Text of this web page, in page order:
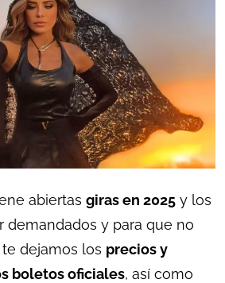
abiertas giras en 2025 y los
demandados y para que no
dejamos los precios y
boletos oficiales, así como